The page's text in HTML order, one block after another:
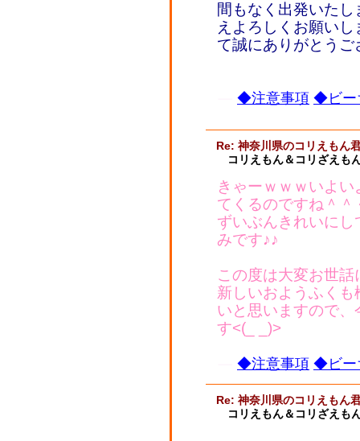
間もなく出発いた
えよろしくお願い
て誠にありがとうご
◆注意事項 ◆ビー
Re: 神奈川県のコリえもん
コリえもん＆コリざえも
きゃーｗｗｗいよ
てくるのですね＾＾
ずいぶんきれいに
みです♪♪
この度は大変お世
新しいおようふく
いと思いますので
す<(_ _)>
◆注意事項 ◆ビー
Re: 神奈川県のコリえもん
コリえもん＆コリざえも